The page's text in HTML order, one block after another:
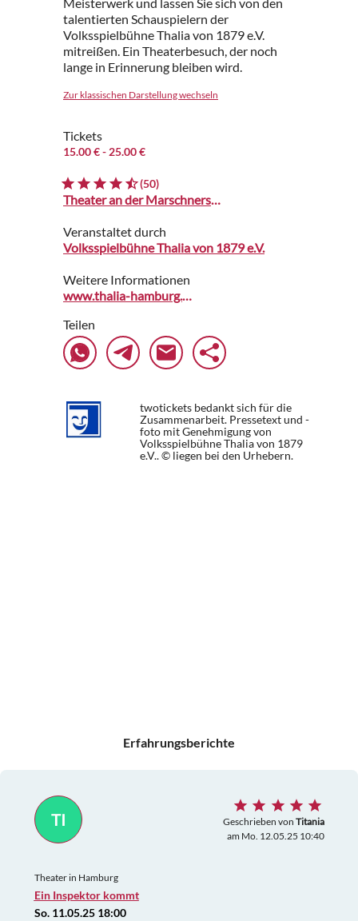
talentierten Schauspielern der
Volksspielbühne Thalia von 1879 e.V.
mitreißen. Ein Theaterbesuch, der noch
lange in Erinnerung bleiben wird.
Zur klassischen Darstellung wechseln
Tickets
15.00 €- 25.00 €
(50)
Theater an der Marschnerstraße
Veranstaltet durch
Volksspielbühne Thalia von 1879 e.V.
Weitere Informationen
www.thalia-hamburg.de
Teilen
twotickets bedankt sich für die
Zusammenarbeit. Pressetext und -
foto mit Genehmigung von
Volksspielbühne Thalia von 1879
e.V.. © liegen bei den Urhebern.
Erfahrungsberichte
TI Geschrieben von Titania
am Mo. 12.05.25 10:40
Theater in Hamburg
Ein Inspektor kommt
So. 11.05.25 18:00